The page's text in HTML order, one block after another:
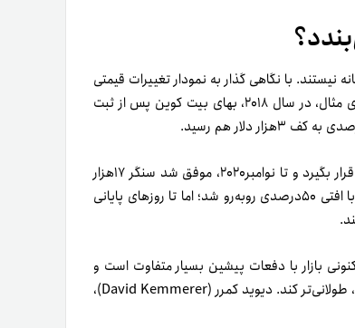
نیستند. با نگاهی گذار به نمودار تغییرات قیمتی
از ابتدای عرضه آن تا‌به‌امروز، می‌توان به نکته‌های مهمی پی برد. برای مثال، در سال ۲۰۱۸، بهای بیت کوین پس از ثبت
درادامه، این رمزارز پیش‌گام توانست با احیای توان خود دوباره روی مدار رشد قرار بگیرد و تا نوامبر‌۲۰۲۰، موفق شد سنگر ۱۷‌هزار
دلار را بازپس‌ گیرد. می۲۰۲۱، بیت کوین بار‌دیگر فعالان بازار را شگفت‌زده کرد و با افتی ۵۰درصدی روبه‌رو شد؛ اما تا روزهای پایانی
بازار با دفعات پیشین بسیار متفاوت است و
جو کلی حاکم بر اقتصاد جهانی می‌تواند زمستان رمزارزی را از آنچه انتظار می‌رود، طولانی‌تر کند. دیوید کمرر (David Kemmerer)،